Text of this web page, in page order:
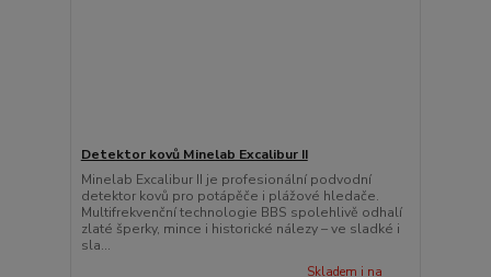
Detektor kovů Minelab Excalibur II
Minelab Excalibur II je profesionální podvodní
detektor kovů pro potápěče i plážové hledače.
Multifrekvenční technologie BBS spolehlivě odhalí
zlaté šperky, mince i historické nálezy – ve sladké i
sla...
Skladem i na